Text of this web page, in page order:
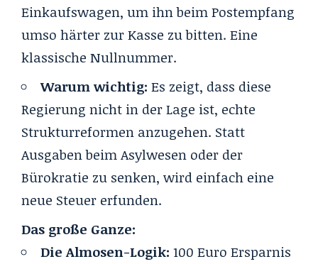
Einkaufswagen, um ihn beim Postempfang
umso härter zur Kasse zu bitten. Eine
klassische Nullnummer.
Warum wichtig: Es zeigt, dass diese
Regierung nicht in der Lage ist, echte
Strukturreformen anzugehen. Statt
Ausgaben beim Asylwesen oder der
Bürokratie zu senken, wird einfach eine
neue Steuer erfunden.
Das große Ganze:
Die Almosen-Logik: 100 Euro Ersparnis